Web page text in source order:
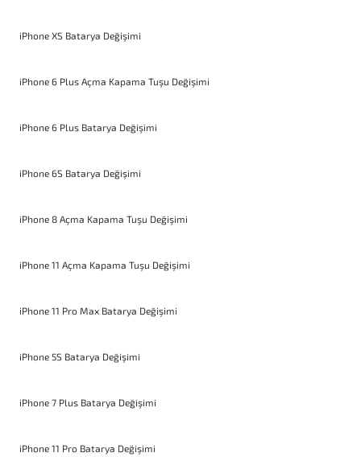
iPhone XS Batarya Değişimi
iPhone 6 Plus Açma Kapama Tuşu Değişimi
iPhone 6 Plus Batarya Değişimi
iPhone 6S Batarya Değişimi
iPhone 8 Açma Kapama Tuşu Değişimi
iPhone 11 Açma Kapama Tuşu Değişimi
iPhone 11 Pro Max Batarya Değişimi
iPhone 5S Batarya Değişimi
iPhone 7 Plus Batarya Değişimi
iPhone 11 Pro Batarya Değişimi